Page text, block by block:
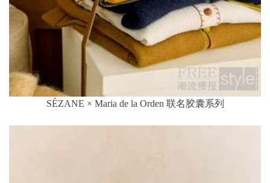
SÉZANE × Maria de la Orden 联名胶囊系列